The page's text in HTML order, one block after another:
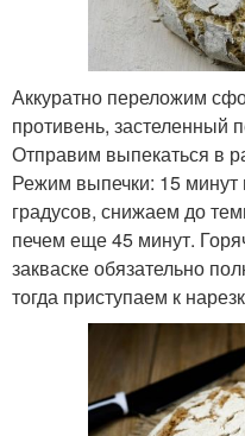
Аккуратно переложим
противень, застеленный
Отправим выпекаться в
Режим выпечки: 15 минут
градусов, снижаем до
печем еще 45 минут.
закваске обязательно
тогда приступаем к